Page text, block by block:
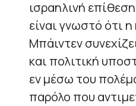
ισραηλινή
είναι γνωστό ότι
Μπάιντεν
και πολιτική
εν μέσω του
παρόλο που